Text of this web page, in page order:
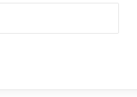
توسط ژاکت